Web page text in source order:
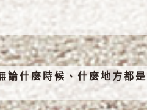
論什麼時候、什麼地方都